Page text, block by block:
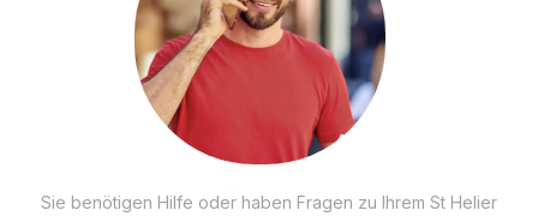
Sie benötigen Hilfe oder haben Fragen zu Ihrem St Helier